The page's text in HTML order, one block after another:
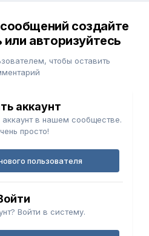
создайте
авторизуйтесь
чтобы оставить
аккаунт
аккаунт в нашем сообществе.
просто!
пользователя
Войти в систему.